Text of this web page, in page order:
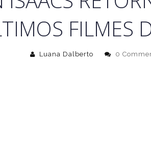
FILMES
Luana Dalberto 0